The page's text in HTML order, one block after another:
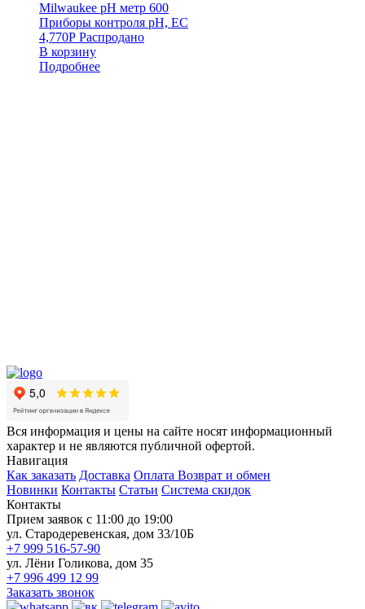
Milwaukee pH метр 600
Приборы контроля pH, EC
4,770Р Распродано
В корзину
Подробнее
Вся информация и цены на сайте носят информационный
характер и не являются публичной офертой.
Навигация
Как заказать Доставка Оплата Возврат и обмен
Новинки Контакты Статьи Система скидок
Контакты
Прием заявок с 11:00 до 19:00
ул. Стародеревенская, дом 33/10Б
+7 999 516-57-90
ул. Лёни Голикова, дом 35
+7 996 499 12 99
Заказать звонок